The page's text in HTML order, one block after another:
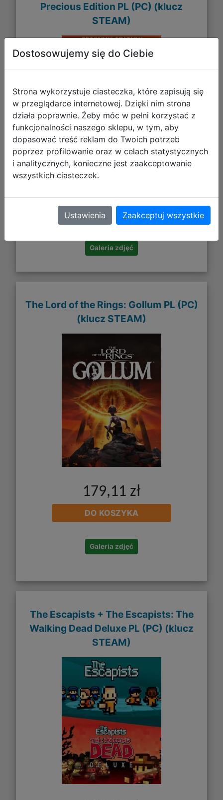
Precious Edition PL (PC) (klucz
STEAM)
214,94 zł
DO KOSZYKA
Galeria zdjęć
The Lord of the Rings: Gollum PL (PC)
(klucz STEAM)
179,11 zł
DO KOSZYKA
Galeria zdjęć
The Escapists + The Escapists: The
Walking Dead Deluxe PL (PC) (klucz
STEAM)
Dostosowujemy się do Ciebie
Strona wykorzystuje ciasteczka, które zapisują się
w przeglądarce internetowej. Dzięki nim strona
działa poprawnie. Żeby móc w pełni korzystać z
funkcjonalności naszego sklepu, w tym, aby
dopasować treść reklam do Twoich potrzeb
poprzez profilowanie oraz w celach statystycznych
i analitycznych, konieczne jest zaakceptowanie
wszystkich ciasteczek.
Ustawienia Zaakceptuj wszystkie